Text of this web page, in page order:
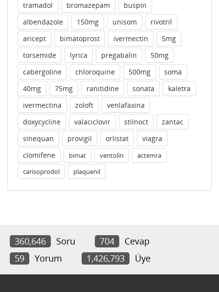
tramadol
bromazepam
buspin
albendazole
150mg unisom
rivotril
aricept
bimatoprost ivermectin
5mg
torsemide
lyrica pregabalin
50mg
cabergoline
chloroquine 500mg
soma
40mg
75mg ranitidine sonata
kaletra
ivermectina
zoloft
venlafaxina
doxycycline
valaciclovir stilnoct
zantac
sinequan
provigil orlistat
viagra
clomifene
bimat ventolin
actemra
carisoprodol
plaquenil
360,646 Soru 704
Cevap
59
Yorum 1,426,793 Üye